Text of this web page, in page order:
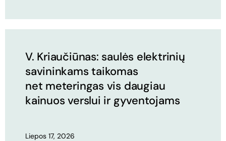
V. Kriaučiūnas: saulės elektrinių
savininkams taikomas
net meteringas vis daugiau
kainuos verslui ir gyventojams
Liepos 17, 2026